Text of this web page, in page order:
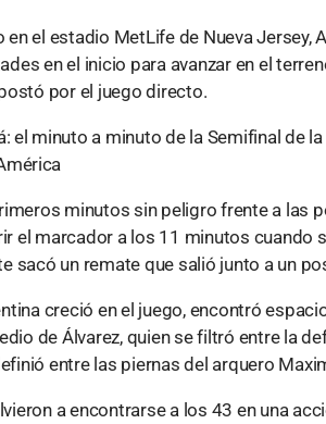
en el estadio MetLife de Nueva Jersey,
en el inicio para avanzar en el
por el juego directo.
minutos sin peligro frente a las
el marcador a los 11 minutos cuando
sacó un remate que salió junto a un
creció en el juego, encontró
de Álvarez, quien se filtró entre la
entre las piernas del arquero
a encontrarse a los 43 en una